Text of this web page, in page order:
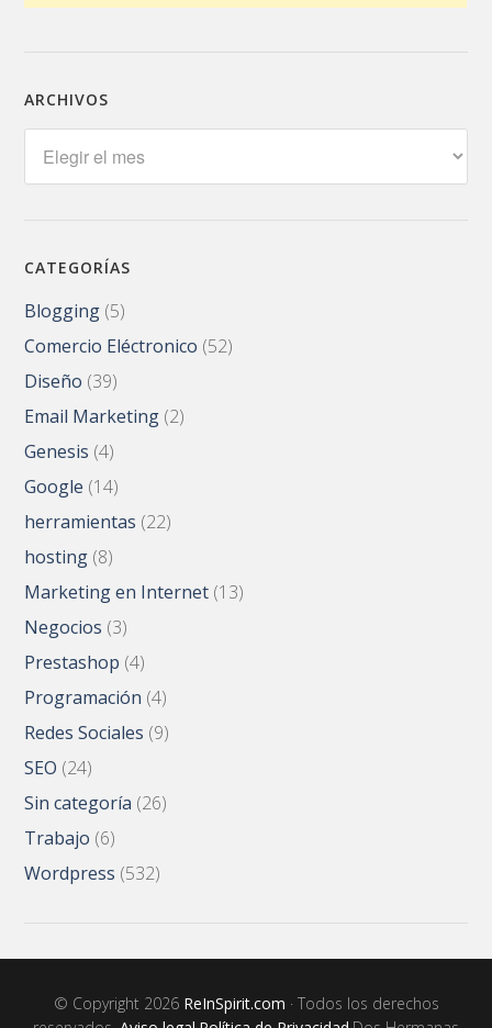
ARCHIVOS
CATEGORÍAS
Blogging (5)
Comercio Eléctronico (52)
Diseño (39)
Email Marketing (2)
Genesis (4)
Google (14)
herramientas (22)
hosting (8)
Marketing en Internet (13)
Negocios (3)
Prestashop (4)
Programación (4)
Redes Sociales (9)
SEO (24)
Sin categoría (26)
Trabajo (6)
Wordpress (532)
© Copyright 2026 ReInSpirit.com · Todos los derechos